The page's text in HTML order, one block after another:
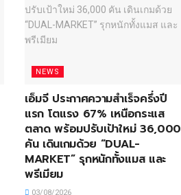
NEWS
เอ็มจี ประกาศความสำเร็จครึ่งปี
แรก โตแรง 67% เหนือกระแส
ตลาด พร้อมปรับเป้าใหม่ 36,000
คัน เดินเกมด้วย “DUAL-
MARKET” รุกหนักทั้งแมส และ
พรีเมียม
03/08/2026